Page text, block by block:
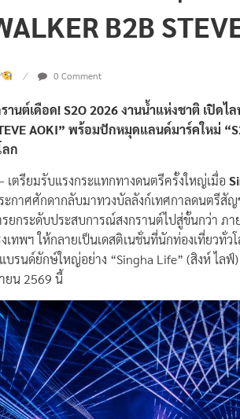
B2B
0 Comment
นต์เดือด! S2O 2026 งานน้ำแห่งชาติ เปิดไล
AOKI” พร้อมปักหมุดแลนด์มาร์คใหม่
ลก
เตรียมรับแรงกระแทกทางดนตรีครั้งใหญ่เมื่อ
ะกาศศักดากลับมาทวงบัลลังก์เทศกาลดนตรีสัญ
รยกระดับประสบการณ์สงกรานต์ไปสู่ขั้นกว่า ภา
เทพฯ ให้กลายเป็นเดสติเนชั่นที่นักท่องเที่ยวทั่
รนด์ยักษ์ใหญ่อย่าง “Singha Life” (สิงห์ ไล
ยน 2569 นี้